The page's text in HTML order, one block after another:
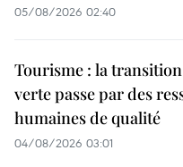
05/08/2026 02:40
Tourisme : la
verte passe par des
humaines de qualité
04/08/2026 03:01